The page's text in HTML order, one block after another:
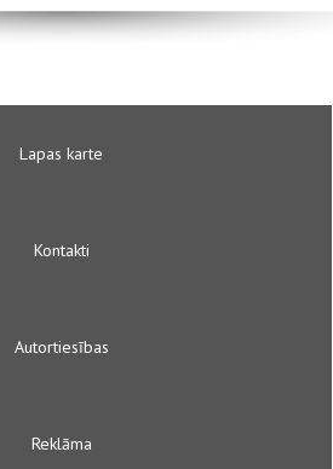
Lapas karte
Kontakti
Autortiesības
Reklāma